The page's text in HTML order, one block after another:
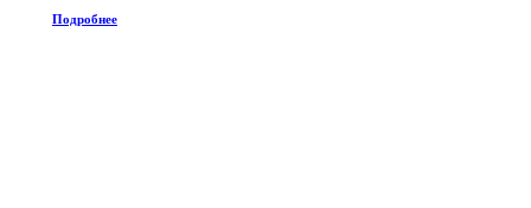
Подробнее